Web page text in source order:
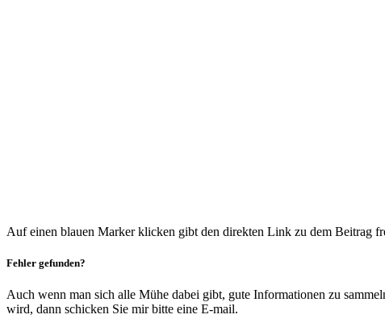
Auf einen blauen Marker klicken gibt den direkten Link zu dem Beitrag
Fehler gefunden?
Auch wenn man sich alle Mühe dabei gibt, gute Informationen zu
wird, dann schicken Sie mir bitte eine E-mail.